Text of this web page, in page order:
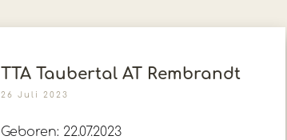
TTA Taubertal AT Rembrandt
26 Juli 2023
Geboren: 22.07.2023